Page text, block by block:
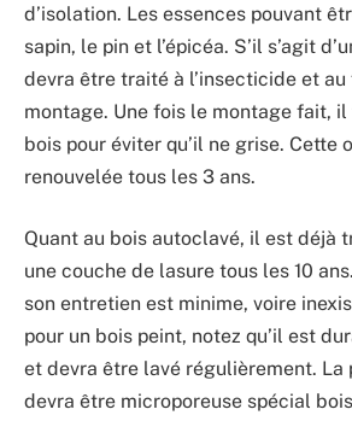
d’isolation. Les essences pouvant
sapin, le pin et l’épicéa. S’il s’agit
devra être traité à l’insecticide et
montage. Une fois le montage fait,
bois pour éviter qu’il ne grise. Cette
renouvelée tous les 3 ans.
Quant au bois autoclavé, il est déjà
une couche de lasure tous les 10
son entretien est minime, voire
pour un bois peint, notez qu’il est
et devra être lavé régulièrement. La
devra être microporeuse spécial